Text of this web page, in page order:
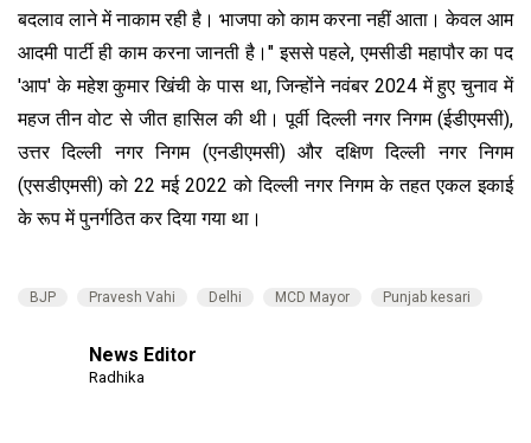
बदलाव लाने में नाकाम रही है। भाजपा को काम करना नहीं आता। केवल आम
आदमी पार्टी ही काम करना जानती है।" इससे पहले, एमसीडी महापौर का पद
'आप' के महेश कुमार खिंची के पास था, जिन्होंने नवंबर 2024 में हुए चुनाव में
महज तीन वोट से जीत हासिल की थी। पूर्वी दिल्ली नगर निगम (ईडीएमसी),
उत्तर दिल्ली नगर निगम (एनडीएमसी) और दक्षिण दिल्ली नगर निगम
(एसडीएमसी) को 22 मई 2022 को दिल्ली नगर निगम के तहत एकल इकाई
के रूप में पुनर्गठित कर दिया गया था।
BJP Pravesh Vahi Delhi MCD Mayor Punjab kesari
News Editor
Radhika